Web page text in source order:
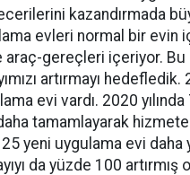
kazandırmada
evleri normal bir evin
araç-gereçleri içeriyor. Bu
artırmayı hedefledik.
evi vardı. 2020
tamamlayarak hizmete
yeni uygulama evi daha
da yüzde 100 artırmış